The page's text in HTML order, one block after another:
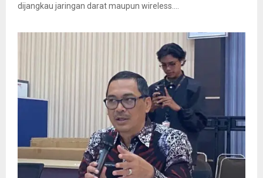
dijangkau jaringan darat maupun wireless....